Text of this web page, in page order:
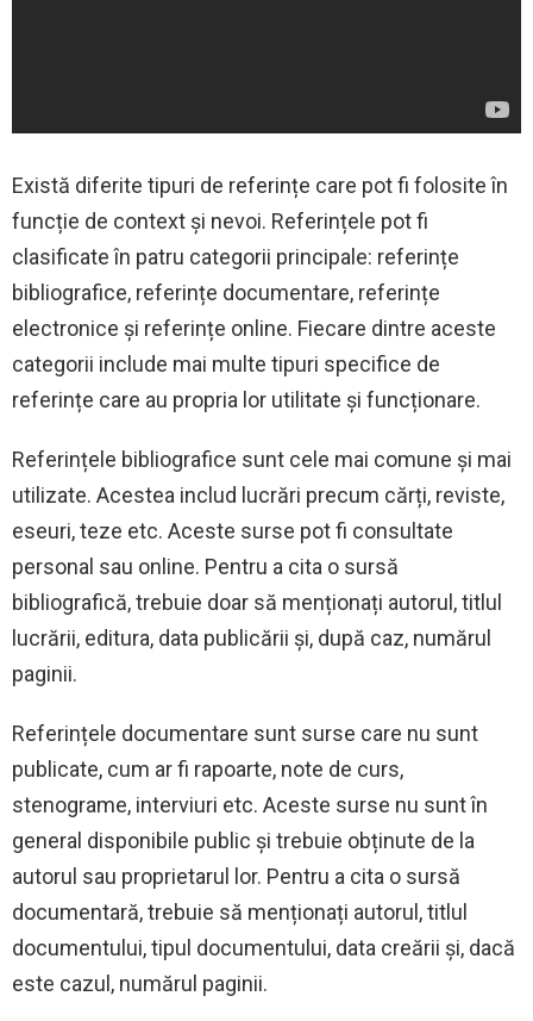
Există diferite tipuri de referințe care pot fi folosite în
funcție de context și nevoi. Referințele pot fi
clasificate în patru categorii principale: referințe
bibliografice, referințe documentare, referințe
electronice și referințe online. Fiecare dintre aceste
categorii include mai multe tipuri specifice de
referințe care au propria lor utilitate și funcționare.
Referințele bibliografice sunt cele mai comune și mai
utilizate. Acestea includ lucrări precum cărți, reviste,
eseuri, teze etc. Aceste surse pot fi consultate
personal sau online. Pentru a cita o sursă
bibliografică, trebuie doar să menționați autorul, titlul
lucrării, editura, data publicării și, după caz, numărul
paginii.
Referințele documentare sunt surse care nu sunt
publicate, cum ar fi rapoarte, note de curs,
stenograme, interviuri etc. Aceste surse nu sunt în
general disponibile public și trebuie obținute de la
autorul sau proprietarul lor. Pentru a cita o sursă
documentară, trebuie să menționați autorul, titlul
documentului, tipul documentului, data creării și, dacă
este cazul, numărul paginii.